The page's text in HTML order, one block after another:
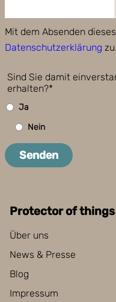
Mit dem Absenden
Datenschutzerklärung zu.
Sind Sie damit
erhalten?*
Ja
Nein
Senden
Protector of things
Über uns
News & Presse
Blog
Impressum